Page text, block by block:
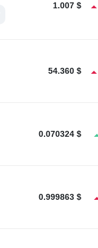
1.007 $
54.360 $
0.070324 $
0.999863 $